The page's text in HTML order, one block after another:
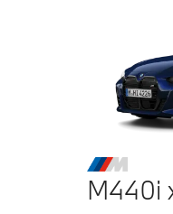
M440i